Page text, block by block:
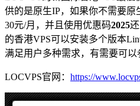
供的是原生IP，如果你不需要原
30元/月，并且使用优惠码2025
的香港VPS可以安装多个版本
满足用户多种需求，有需要可以
LOCVPS官网： https://